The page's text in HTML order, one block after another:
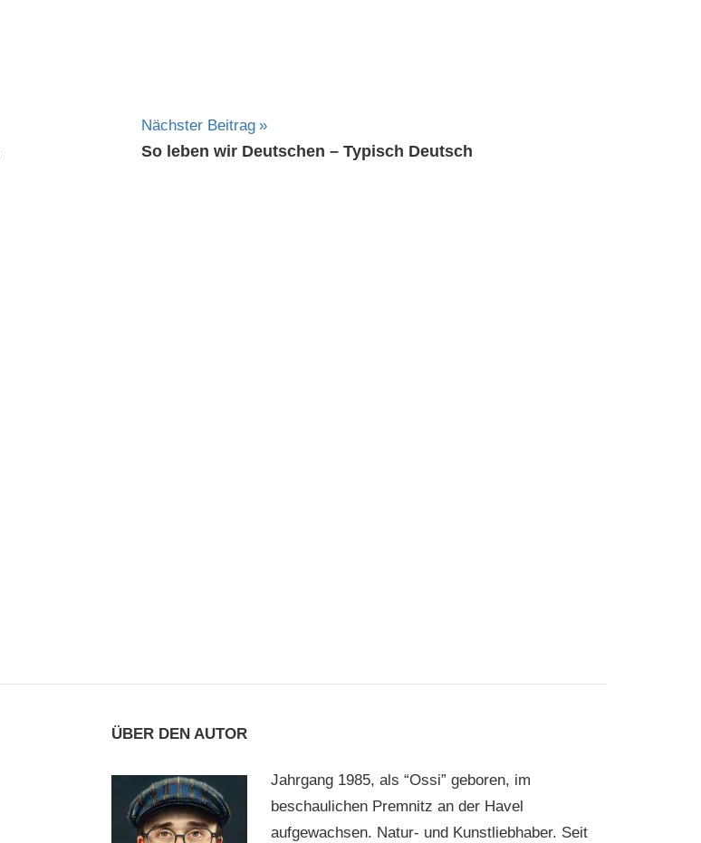
Nächster Beitrag
So leben wir Deutschen – Typisch Deutsch
ÜBER DEN AUTOR
Jahrgang 1985, als “Ossi” geboren, im
beschaulichen Premnitz an der Havel
aufgewachsen. Natur- und Kunstliebhaber. Seit